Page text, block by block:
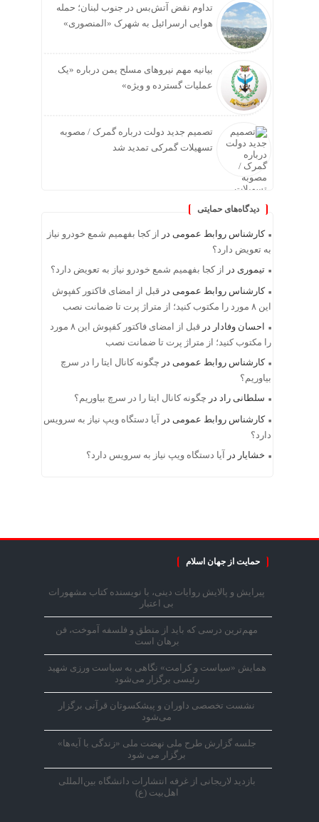
تداوم نقض آتش‌بس در جنوب لبنان؛ حمله
هوایی ارسرائیل به شهرک «المنصوری»
بیانیه مهم نیروهای مسلح یمن درباره «یک
عملیات گسترده و ویژه»
تصمیم جدید دولت درباره گمرک / مصوبه
تسهیلات گمرکی تمدید شد
دیدگاه‌های حمایتی
کارشناس روابط عمومی در
از کجا بفهمیم شمع خودرو نیاز
به تعویض دارد؟
تیموری در
از کجا بفهمیم شمع خودرو نیاز به تعویض دارد؟
کارشناس روابط عمومی در قبل از امضای فاکتور کفپوش
این ۸ مورد را مکتوب کنید؛ از متراژ پرت تا ضمانت نصب
احسان وفادار در
قبل از امضای فاکتور کفپوش این ۸ مورد
را مکتوب کنید؛ از متراژ پرت تا ضمانت نصب
کارشناس روابط عمومی در چگونه کانال ایتا را در سرچ
بیاوریم؟
سلطانی راد در چگونه کانال ایتا را در سرچ بیاوریم؟
کارشناس روابط عمومی در
آیا دستگاه ویپ نیاز به سرویس
دارد؟
خشایار در آیا دستگاه ویپ نیاز به سرویس دارد؟
حمایت از جهان اسلام
پیرایش و پالایش روایات دینی، با نویسنده کتاب مشهورات
بی اعتبار
مهم‌ترین درسی که باید از منطق و فلسفه آموخت، فن
برهان است
همایش «سیاست و کرامت» نگاهی به سیاست ورزی شهید
رئیسی برگزار می‌شود
نشست تخصصی داوران و پیشکسوتان قرآنی برگزار
می‌شود
جلسه گزارش طرح ملی نهضت ملی «زندگی با آیه‌ها»
برگزار می شود
بازدید لاریجانی از غرفه انتشارات دانشگاه بین‌المللی
اهل‌بیت (ع)